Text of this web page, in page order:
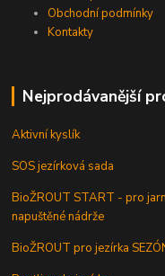
Obchodní podmínky
Kontakty
Nejprodávanější
Aktivní kyslík
SOS jezírková sada
BioŽROUT START - pro
napuštěné nádrže
BioŽROUT pro jezírka